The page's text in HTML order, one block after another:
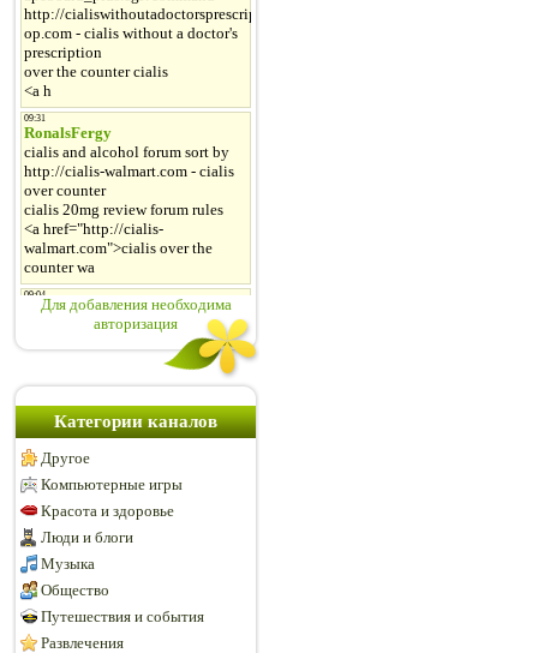
Для добавления необходима
авторизация
Категории каналов
Другое
Компьютерные игры
Красота и здоровье
Люди и блоги
Музыка
Общество
Путешествия и события
Развлечения